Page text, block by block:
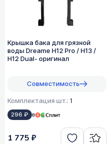
Крышка бака для грязной
воды Dreame H12 Pro / H13 /
H12 Dual- оригинал
Совместимость
Комплектация шт.: 1
296 ₽ в
1 775 ₽